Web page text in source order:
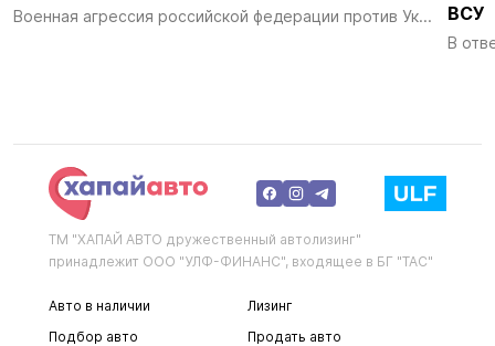
Военная агрессия российской федерации против Ук...
ВСУ
В
ТМ "ХАПАЙ АВТО дружественный автолизинг"
принадлежит ООО "УЛФ-ФИНАНС", входящее в БГ "ТАС"
Авто в наличии
Подбор авто
Лизинг
Продать авто